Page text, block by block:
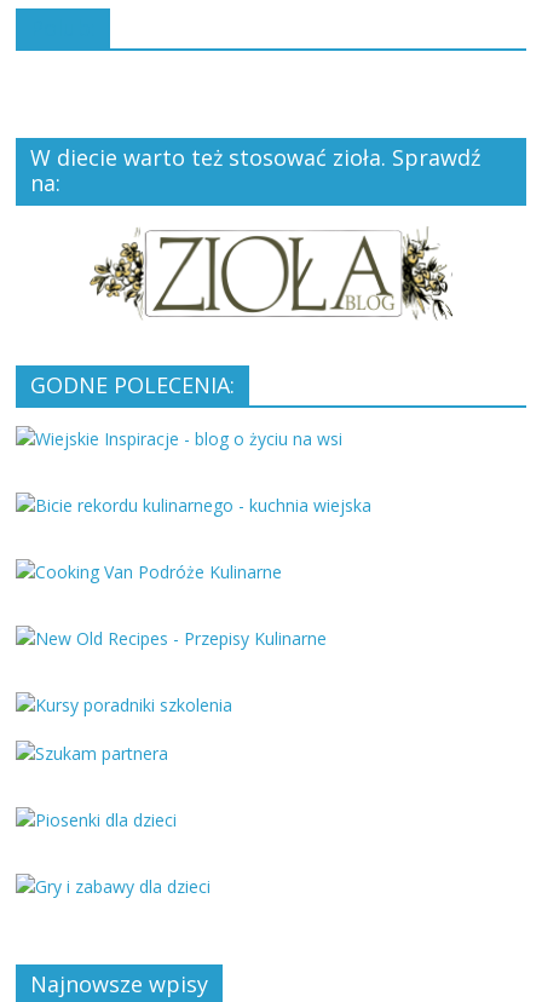
W diecie warto też stosować zioła. Sprawdź
na:
GODNE POLECENIA:
Najnowsze wpisy